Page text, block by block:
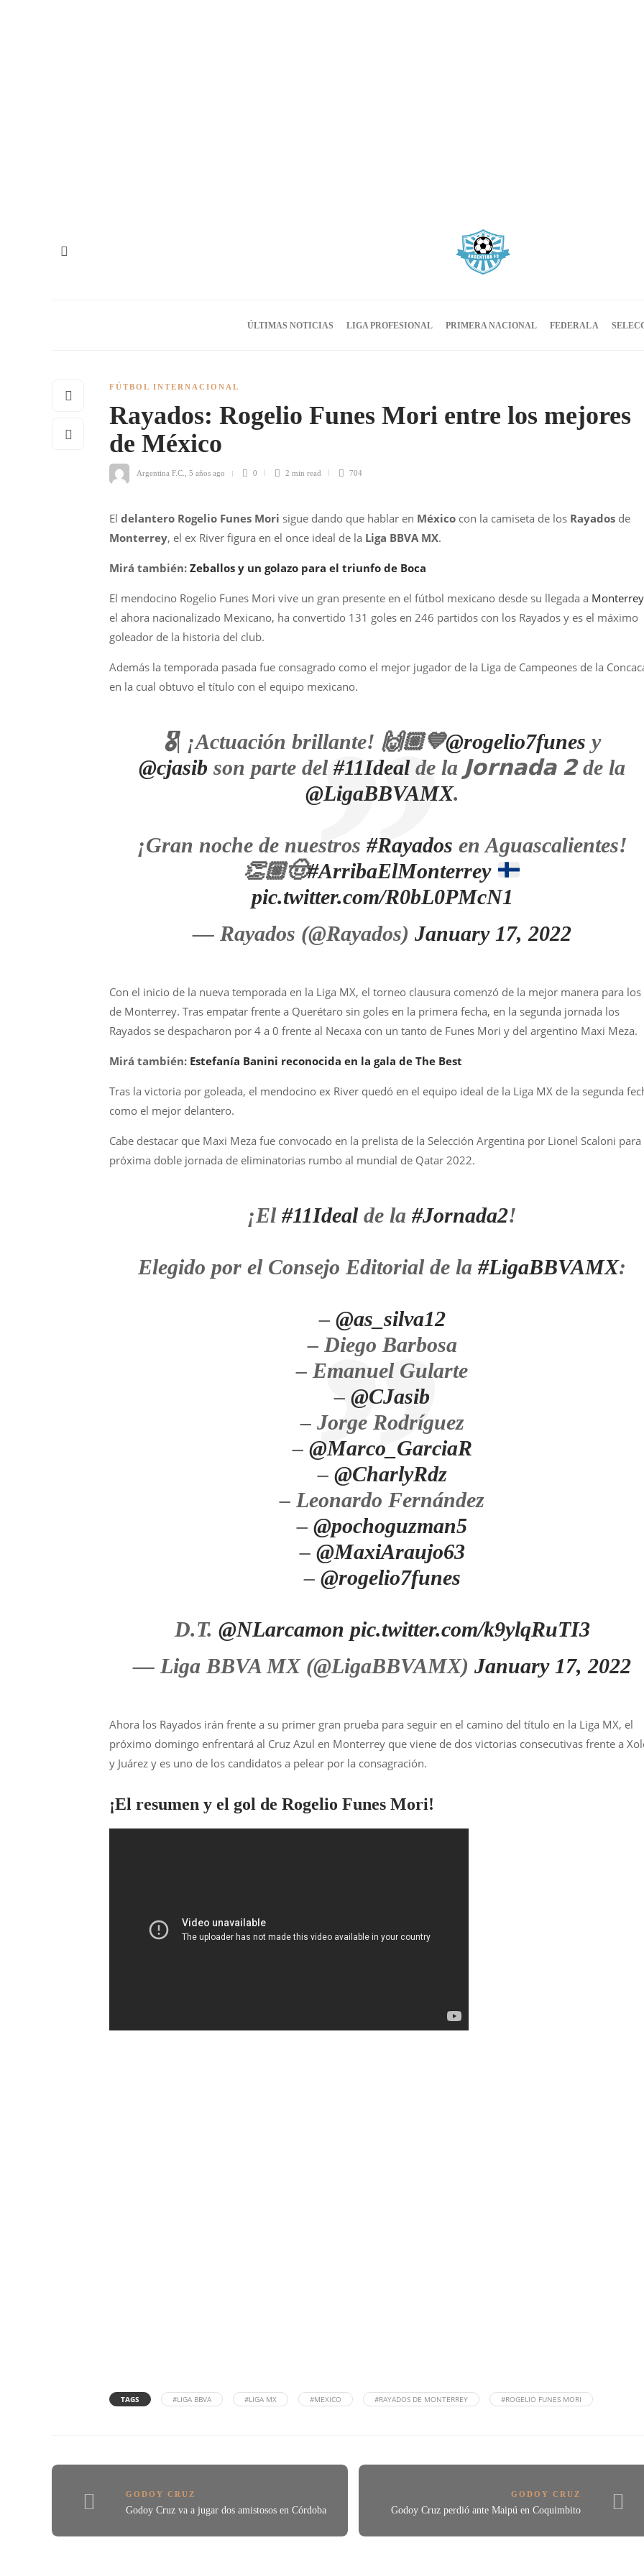
ÚLTIMAS NOTICIAS LIGA PROFESIONAL PRIMERA NACIONAL FEDERAL A
FÚTBOL INTERNACIONAL
Rayados: Rogelio Funes Mori entre los mejores
de México
Argentina F.C. 5 años ago 0 2 min read 704
El delantero Rogelio Funes Mori sigue dando que hablar en México con la camiseta de los Rayados de
Monterrey, el ex River figura en el once ideal de la Liga BBVA MX.
Mirá también: Zeballos y un golazo para el triunfo de Boca
El mendocino Rogelio Funes Mori vive un gran presente en el fútbol mexicano desde su llegada a Monterrey
el ahora nacionalizado Mexicano, ha convertido 131 goles en 246 partidos con los Rayados y es el máximo
goleador de la historia del club.
Además la temporada pasada fue consagrado como el mejor jugador de la Liga de Campeones de la
en la cual obtuvo el título con el equipo mexicano.
🎖️| ¡Actuación brillante! 🙌🏼💙@rogelio7funes y
@cjasib son parte del#11Idealde la 𝗝𝗼𝗿𝗻𝗮𝗱𝗮 𝟮 de la
@LigaBBVAMX.
¡Gran noche de nuestros #Rayados en Aguascalientes!
👏🏼🤠#ArribaElMonterrey
pic.twitter.com/R0bL0PMcN1
— Rayados (@Rayados)January 17, 2022
Con el inicio de la nueva temporada en la Liga MX, el torneo clausura comenzó de la mejor manera para los
de Monterrey. Tras empatar frente a Querétaro sin goles en la primera fecha, en la segunda jornada los
Rayados se despacharon por 4 a 0 frente al Necaxa con un tanto de Funes Mori y del argentino Maxi Meza.
Mirá también: Estefanía Banini reconocida en la gala de The Best
Tras la victoria por goleada, el mendocino ex River quedó en el equipo ideal de la Liga MX de la segunda
como el mejor delantero.
Cabe destacar que Maxi Meza fue convocado en la prelista de la Selección Argentina por Lionel Scaloni para
próxima doble jornada de eliminatorias rumbo al mundial de Qatar 2022.
¡El#11Idealde la#Jornada2!
Elegido por el Consejo Editorial de la#LigaBBVAMX:
– @as_silva12
– Diego Barbosa
– Emanuel Gularte
–@CJasib
– Jorge Rodríguez
– @Marco_GarciaR
– @CharlyRdz
– Leonardo Fernández
–@pochoguzman5
– @MaxiAraujo63
– @rogelio7funes
D.T. @NLarcamon pic.twitter.com/k9ylqRuTI3
— Liga BBVA MX (@LigaBBVAMX)January 17, 2022
Ahora los Rayados irán frente a su primer gran prueba para seguir en el camino del título en la Liga MX, el
próximo domingo enfrentará al Cruz Azul en Monterrey que viene de dos victorias consecutivas frente a
y Juárez y es uno de los candidatos a pelear por la consagración.
¡El resumen y el gol de Rogelio Funes Mori!
TAGS #LIGA BBVA #LIGA MX #MEXICO #RAYADOS DE MONTERREY #ROGELIO FUNES MORI
GODOY CRUZ
Godoy Cruz va a jugar dos amistosos en Córdoba
GODOY CRUZ
Godoy Cruz perdió ante Maipú en Coquimbito